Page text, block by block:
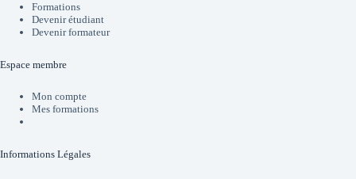
Formations
Devenir étudiant
Devenir formateur
Espace membre
Mon compte
Mes formations
Informations Légales